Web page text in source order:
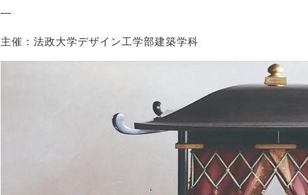
—
主催：法政大学デザイン工学部建築学科